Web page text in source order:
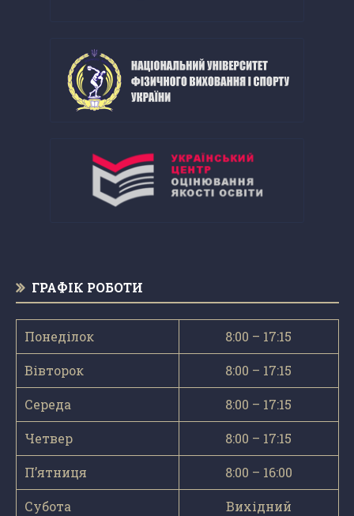
ГРАФІК РОБОТИ
Понеділок 8:00 – 17:15
Вівторок 8:00 – 17:15
Середа 8:00 – 17:15
Четвер 8:00 – 17:15
П’ятниця 8:00 – 16:00
Субота Вихідний